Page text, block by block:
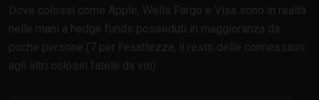
Dove colossi come Apple, Wells Fargo e Visa sono in realtà
nelle mani a hedge funds posseduti in maggioranza da
poche persone (7 per l'esattezza, il resto delle connessioni
agli altri colossi fatele da voi).